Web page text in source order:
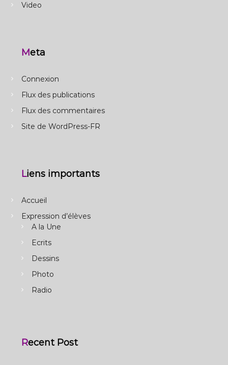
Video
Meta
Connexion
Flux des publications
Flux des commentaires
Site de WordPress-FR
Liens importants
Accueil
Expression d’élèves
A la Une
Ecrits
Dessins
Photo
Radio
Recent Post